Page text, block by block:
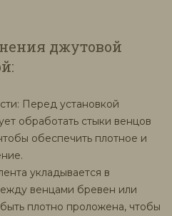
джутовой
Перед установкой
обработать стыки венцов
обеспечить плотное и
укладывается в
венцами бревен или
плотно проложена, чтобы